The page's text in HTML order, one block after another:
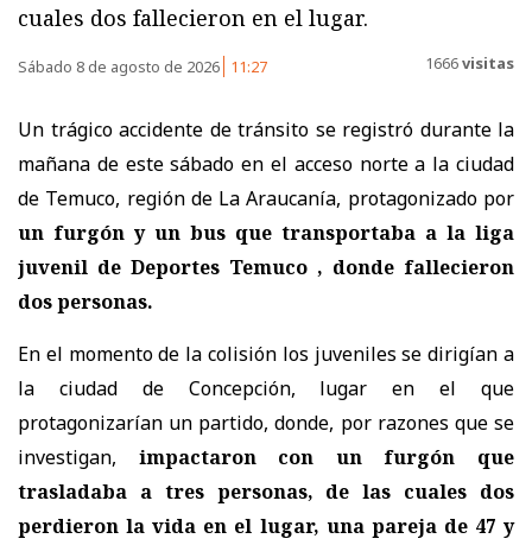
cuales dos fallecieron en el lugar.
Sábado 8 de agosto de 2026 11:27 1666visitas
Un trágico accidente de tránsito se registró durante la
mañana de este sábado en el acceso norte a la ciudad
de Temuco, región de La Araucanía, protagonizado por
un furgón y un bus que transportaba a la liga
juvenil de Deportes Temuco , donde fallecieron
dos personas.
En el momento de la colisión los juveniles se dirigían a
la ciudad de Concepción, lugar en el que
protagonizarían un partido, donde, por razones que se
investigan, impactaron con un furgón que
trasladaba a tres personas, de las cuales dos
perdieron la vida en el lugar, una pareja de47 y